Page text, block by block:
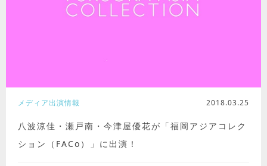
八波涼佳・瀬戸南・今津屋優花が「福岡アジアコレク
ション（FACo）」に出演！
メディア出演情報 2018.03.25